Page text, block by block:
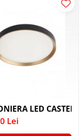
ANTIC
LED
Lei